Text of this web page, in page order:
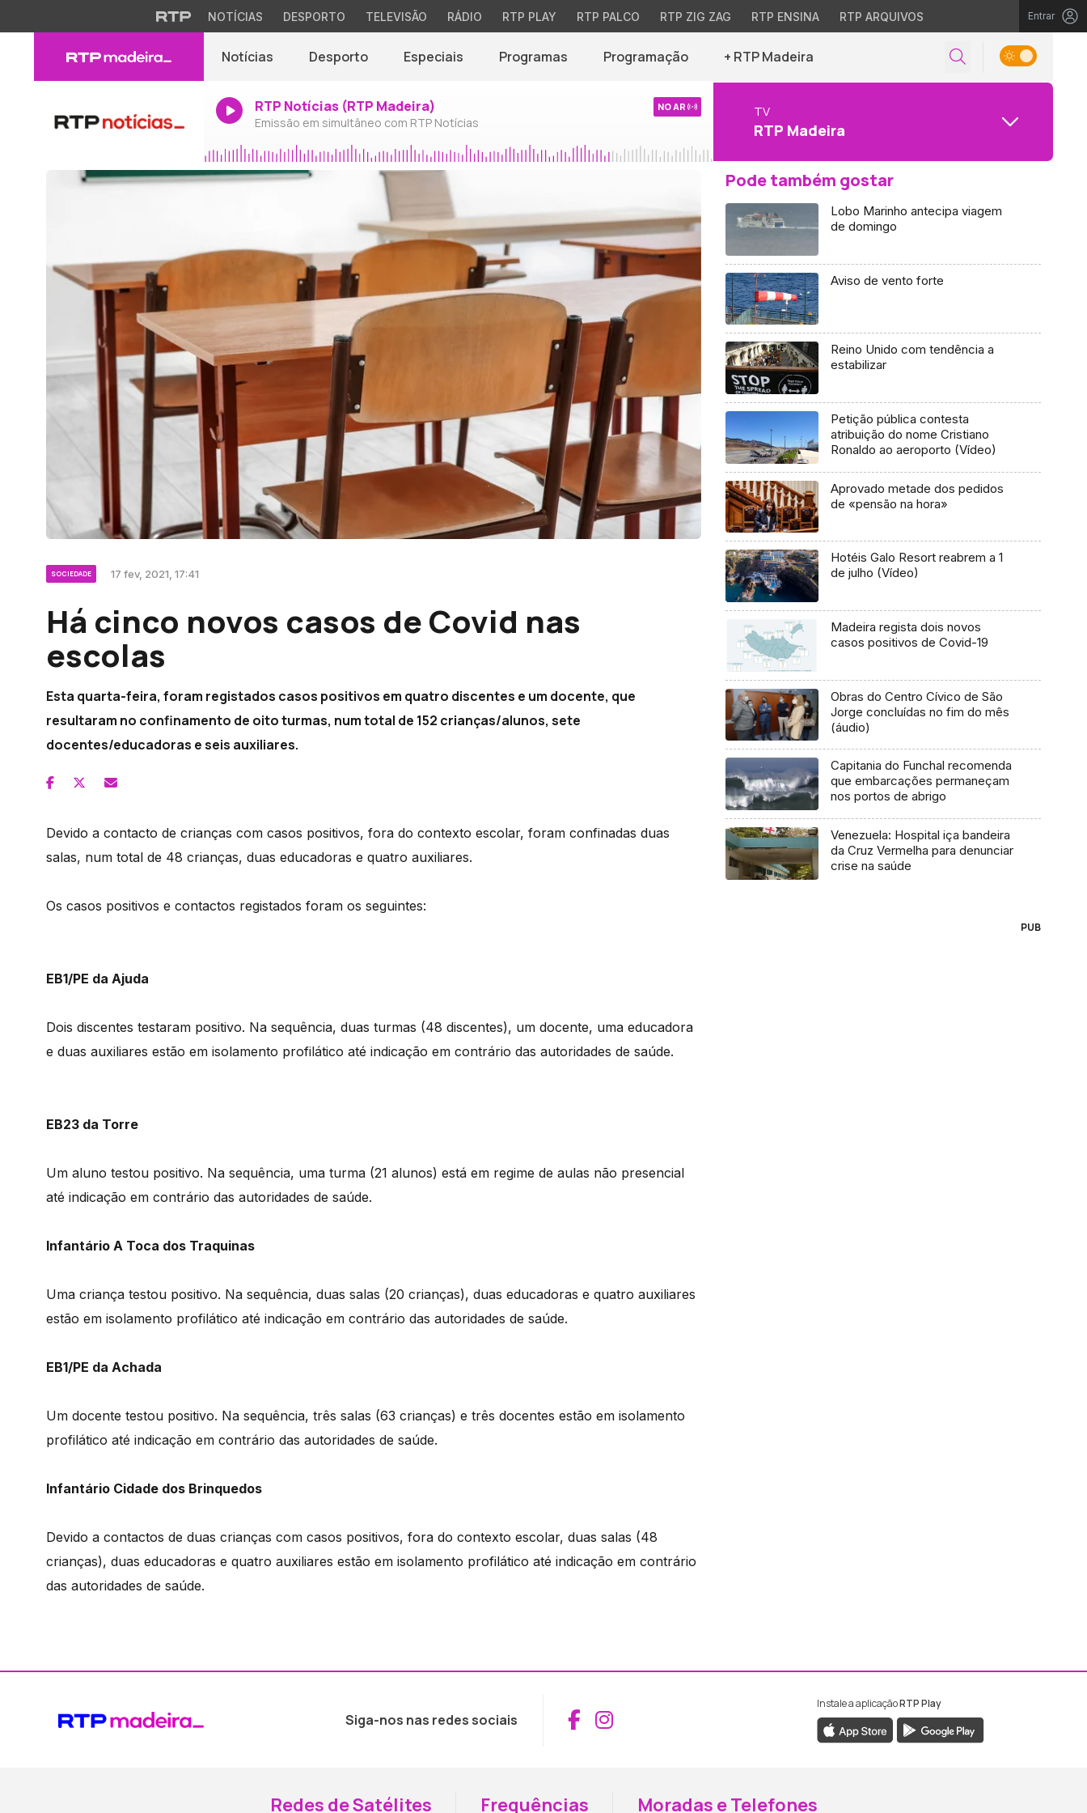
NOTÍCIAS DESPORTO TELEVISÃO RÁDIO RTP PLAY RTP PALCO RTP ZIG ZAG RTP ENSINA RTP ARQUIVOS Entrar
Notícias Desporto Especiais Programas Programação + RTP Madeira
RTP Notícias (RTP Madeira)
Emissão em simultâneo com RTP Notícias
NO AR TV
RTP Madeira
SOCIEDADE 17 fev, 2021, 17:41
Há cinco novos casos de Covid nas
escolas
Esta quarta-feira, foram registados casos positivos em quatro discentes e um docente, que
resultaram no confinamento de oito turmas, num total de 152 crianças/alunos, sete
docentes/educadoras e seis auxiliares.
Devido a contacto de crianças com casos positivos, fora do contexto escolar, foram confinadas duas
salas, num total de 48 crianças, duas educadoras e quatro auxiliares.
Os casos positivos e contactos registados foram os seguintes:
EB1/PE da Ajuda
Dois discentes testaram positivo. Na sequência, duas turmas (48 discentes), um docente, uma educadora
e duas auxiliares estão em isolamento profilático até indicação em contrário das autoridades de saúde.
EB23 da Torre
Um aluno testou positivo. Na sequência, uma turma (21 alunos) está em regime de aulas não presencial
até indicação em contrário das autoridades de saúde.
Infantário A Toca dos Traquinas
Uma criança testou positivo. Na sequência, duas salas (20 crianças), duas educadoras e quatro auxiliares
estão em isolamento profilático até indicação em contrário das autoridades de saúde.
EB1/PE da Achada
Um docente testou positivo. Na sequência, três salas (63 crianças) e três docentes estão em isolamento
profilático até indicação em contrário das autoridades de saúde.
Infantário Cidade dos Brinquedos
Devido a contactos de duas crianças com casos positivos, fora do contexto escolar, duas salas (48
crianças), duas educadoras e quatro auxiliares estão em isolamento profilático até indicação em contrário
das autoridades de saúde.
Pode também gostar
Lobo Marinho antecipa viagem
de domingo
Aviso de vento forte
Reino Unido com tendência a
estabilizar
Petição pública contesta
atribuição do nome Cristiano
Ronaldo ao aeroporto (Vídeo)
Aprovado metade dos pedidos
de «pensão na hora»
Hotéis Galo Resort reabrem a 1
de julho (Vídeo)
Madeira regista dois novos
casos positivos de Covid-19
Obras do Centro Cívico de São
Jorge concluídas no fim do mês
(áudio)
Capitania do Funchal recomenda
que embarcações permaneçam
nos portos de abrigo
Venezuela: Hospital iça bandeira
da Cruz Vermelha para denunciar
crise na saúde
PUB
Siga-nos nas redes sociais Aceder ao Facebook da RTP Madeira
Aceder ao Instagram da RTP Madeira
Instale a aplicaçãoRTP Play
Redes de Satélites Frequências Moradas e Telefones